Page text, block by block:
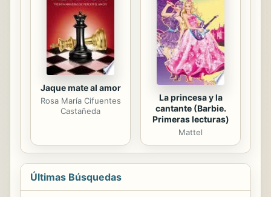
Jaque mate al amor
Rosa María Cifuentes
Castañeda
La princesa y la
cantante (Barbie.
Primeras lecturas)
Mattel
Últimas Búsquedas